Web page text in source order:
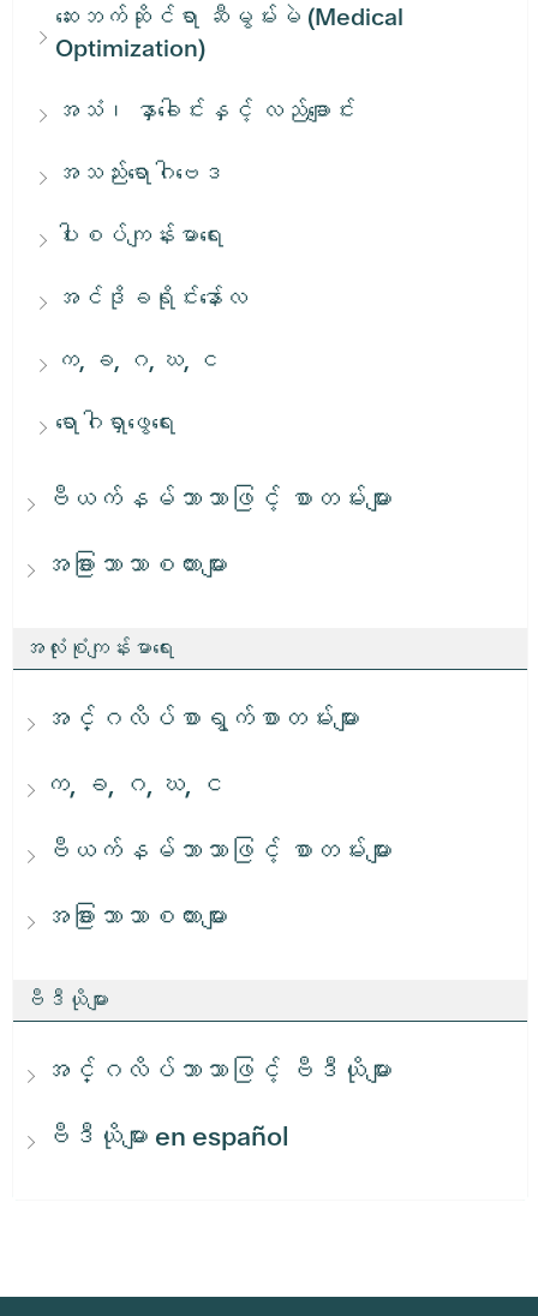
ဆေးဘက်ဆိုင်ရာ ဆီမွမ်းမဲ (Medical
Optimization)
အသံ၊ နှာခေါင်းနှင့် လည်ချောင်း
အသည်းရောဂါဗေဒ
ပါးစပ်ကျန်းမာရေး
အင်ဒိုခရိုင်းနော်လ
က, ခ, ဂ, ဃ, င
ရောဂါရှာဖွေရေး
ဗီယက်နမ်ဘာသာဖြင့် စာတမ်းများ
အခြားဘာသာစကားများ
အလုံးစုံကျန်းမာရေး
အင်္ဂလိပ်စာရွက်စာတမ်းများ
က, ခ, ဂ, ဃ, င
ဗီယက်နမ်ဘာသာဖြင့် စာတမ်းများ
အခြားဘာသာစကားများ
ဗီဒီယိုများ
အင်္ဂလိပ်ဘာသာဖြင့် ဗီဒီယိုများ
ဗီဒီယိုများ en español